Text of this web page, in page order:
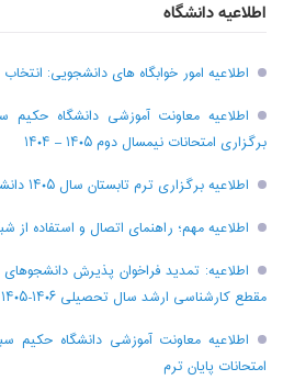
اطلاعیه دانشگاه
اطلاعیه امور خوابگاه های دانشجویی: انتخاب
اطلاعیه معاونت آموزشی دانشگاه
برگزاری امتحانات نیمسال دوم ۱۴۰۵ – ۱۴۰۴
اطلاعیه برگزاری ترم تابستان سال ۱۴۰۵ دانشگاه حکیم سبزواری
اطلاعیه مهم؛ راهنمای اتصال و استفاده از
اطلاعیه: تمدید فراخوان پذیرش
مقطع کارشناسی ارشد سال تحصیلی ۱۴۰۶-۱۴۰۵
اطلاعیه معاونت آموزشی دانشگاه
امتحانات پایان ترم